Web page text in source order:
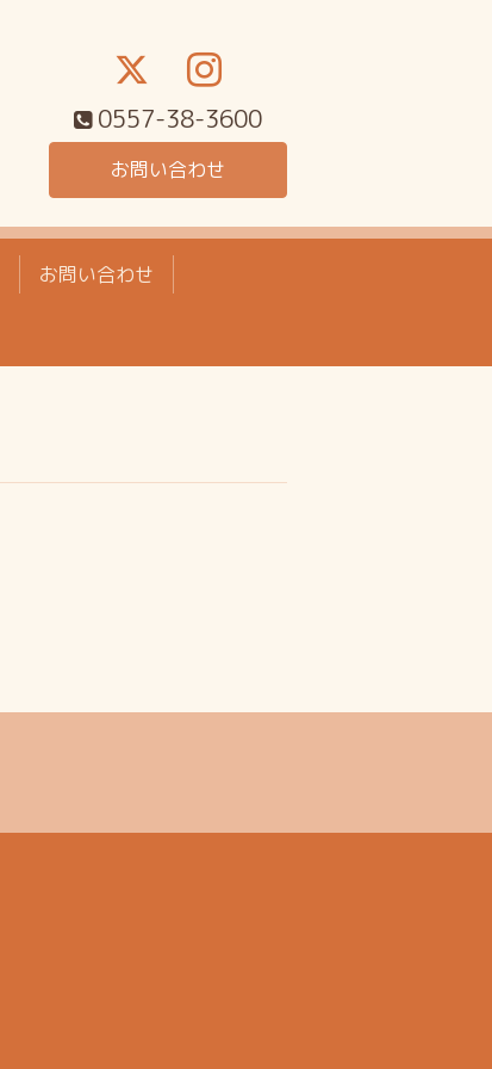
0557-38-3600
お問い合わせ
お問い合わせ